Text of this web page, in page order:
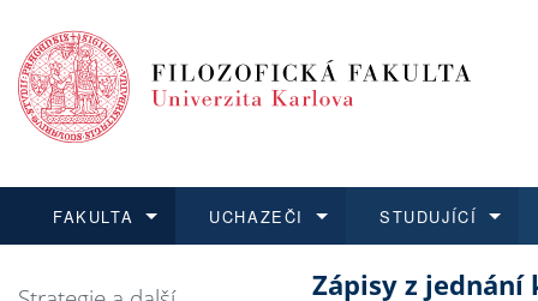
FAKULTA
Struktura a historie
UCHAZEČI
Co studovat a jak se
STUDUJÍCÍ
Bakalářské a magisterské
O vědě a výzkumu na FF
Aktuální nabídky a
Zápisy z jednání